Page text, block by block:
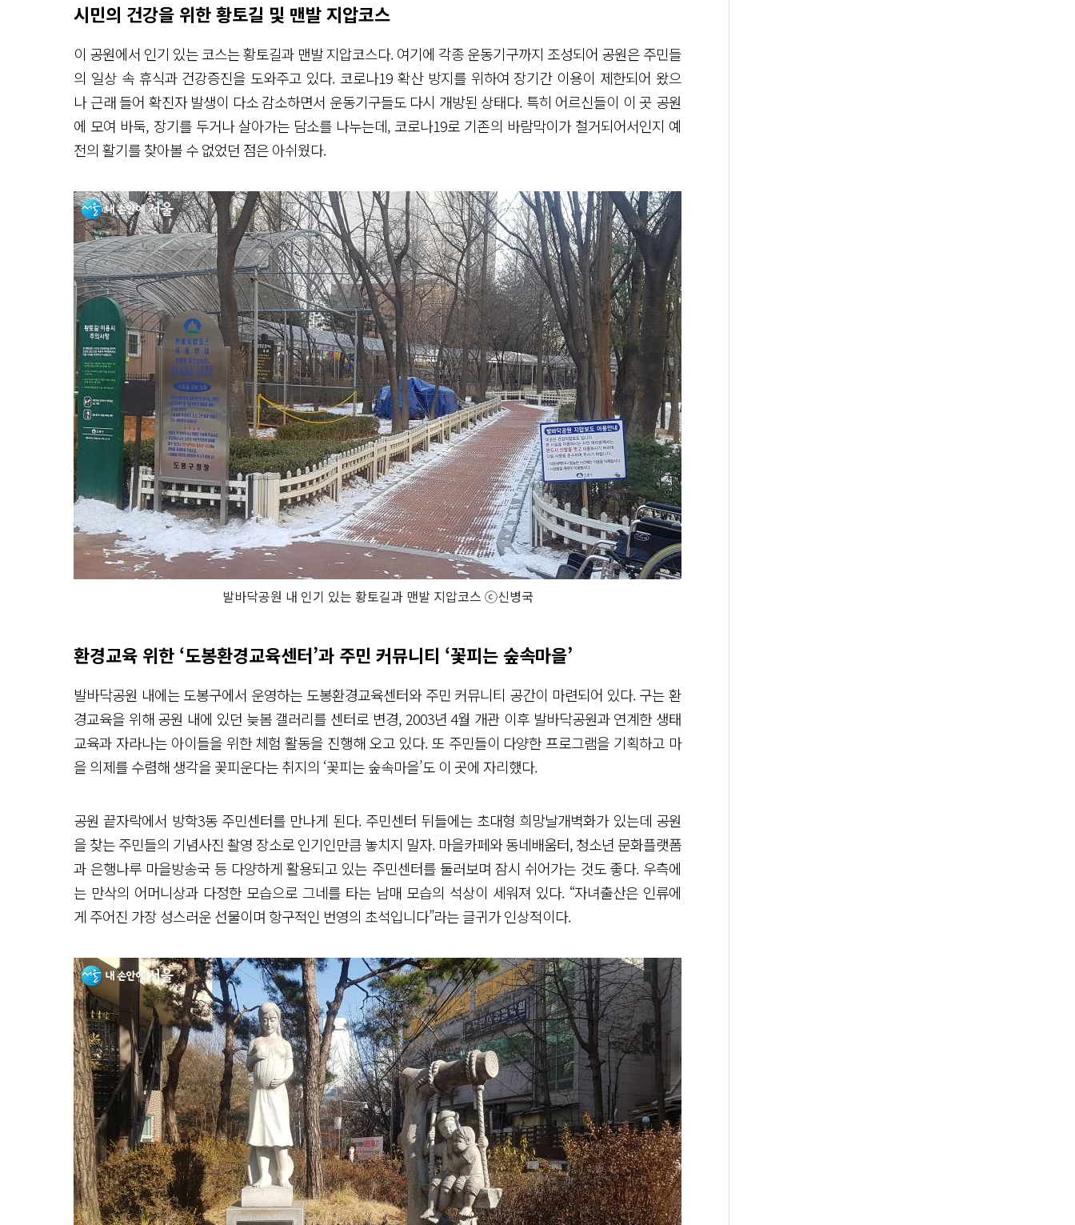
시민의 건강을 위한 황토길 및 맨발 지압코스
이 공원에서 인기 있는 코스는 황토길과 맨발 지압코스다. 여기에 각종 운동기구까지 조성되어 공원은 주민들
의 일상 속 휴식과 건강증진을 도와주고 있다. 코로나19 확산 방지를 위하여 장기간 이용이 제한되어 왔으
나 근래 들어 확진자 발생이 다소 감소하면서 운동기구들도 다시 개방된 상태다. 특히 어르신들이 이 곳 공원
에 모여 바둑, 장기를 두거나 살아가는 담소를 나누는데, 코로나19로 기존의 바람막이가 철거되어서인지 예
전의 활기를 찾아볼 수 없었던 점은 아쉬웠다.
발바닥공원 내 인기 있는 황토길과 맨발 지압코스 ⓒ신병국
환경교육 위한 ‘도봉환경교육센터’과 주민 커뮤니티 ‘꽃피는 숲속마을’
발바닥공원 내에는 도봉구에서 운영하는 도봉환경교육센터와 주민 커뮤니티 공간이 마련되어 있다. 구는 환
경교육을 위해 공원 내에 있던 늦봄 갤러리를 센터로 변경, 2003년 4월 개관 이후 발바닥공원과 연계한 생태
교육과 자라나는 아이들을 위한 체험 활동을 진행해 오고 있다. 또 주민들이 다양한 프로그램을 기획하고 마
을 의제를 수렴해 생각을 꽃피운다는 취지의 ‘꽃피는 숲속마을’도 이 곳에 자리했다.
공원 끝자락에서 방학3동 주민센터를 만나게 된다. 주민센터 뒤들에는 초대형 희망날개벽화가 있는데 공원
을 찾는 주민들의 기념사진 촬영 장소로 인기인만큼 놓치지 말자. 마을카페와 동네배움터, 청소년 문화플랫폼
과 은행나루 마을방송국 등 다양하게 활용되고 있는 주민센터를 둘러보며 잠시 쉬어가는 것도 좋다. 우측에
는 만삭의 어머니상과 다정한 모습으로 그네를 타는 남매 모습의 석상이 세워져 있다. “자녀출산은 인류에
게 주어진 가장 성스러운 선물이며 항구적인 번영의 초석입니다”라는 글귀가 인상적이다.